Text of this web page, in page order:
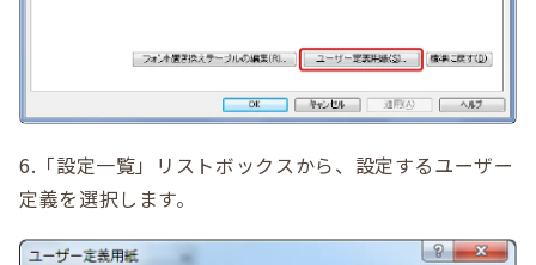
6.「設定一覧」リストボックスから、設定するユーザー
定義を選択します。